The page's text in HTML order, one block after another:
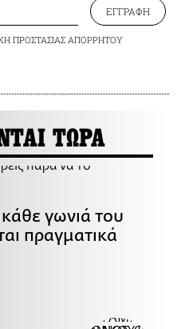
ΕΓΓΡΑΦΗ
ΠΡΟΣΤΑΣΙΑΣ ΑΠΟΡΡΗΤΟΥ
ΤΩΡΑ
γωνιά του
πραγματικά